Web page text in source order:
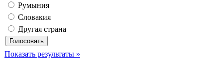
Румыния
Словакия
Другая страна
Показать результаты »